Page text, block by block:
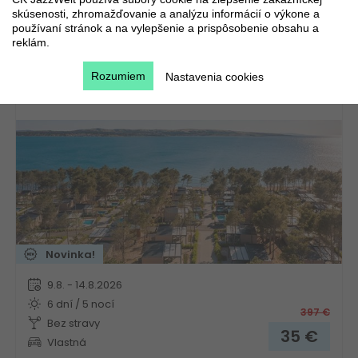
Chorvátsko Kvarner
Novinka!
9.8. - 14.8.2026
6 dní / 5 nocí
Bez stravy
Vlastná
397€
35 €
skúsenosti, zhromažďovanie a analýzu informácií o výkone a
používaní stránok a na vylepšenie a prispôsobenie obsahu a
reklám.
Nastavenia cookies
Rozumiem